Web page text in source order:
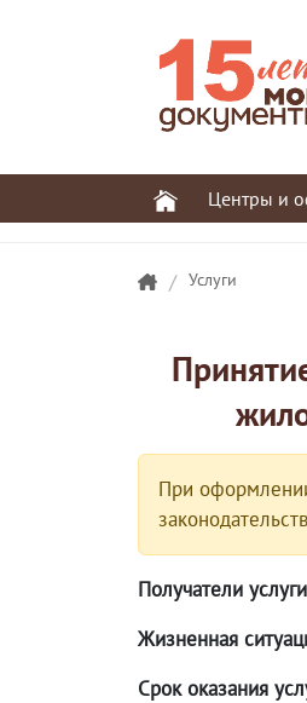
Центры и
/ Услуги
При
Получатели услуги
Жизненная
Срок оказания